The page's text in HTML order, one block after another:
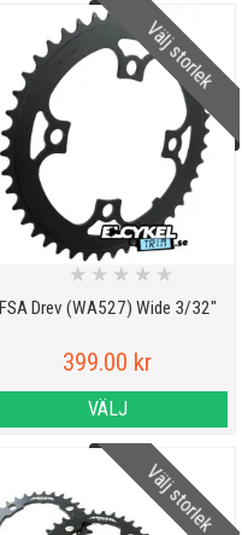
Välj storlek
FSA Drev (WA527) Wide 3/32"
★ ★ ★ ★ ★
399.00 kr
VÄLJ
Välj storlek